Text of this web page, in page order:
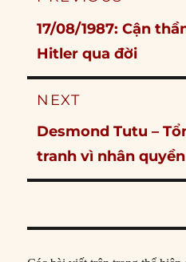
Previous
post:
17/08/1987: Cận
Hitler qua đời
NEXT
Next
post:
Desmond Tutu –
tranh vì nhân quyền